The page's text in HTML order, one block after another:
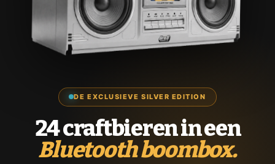
DE EXCLUSIEVE SILVER EDITION
24 craftbieren in een
Bluetooth boombox.